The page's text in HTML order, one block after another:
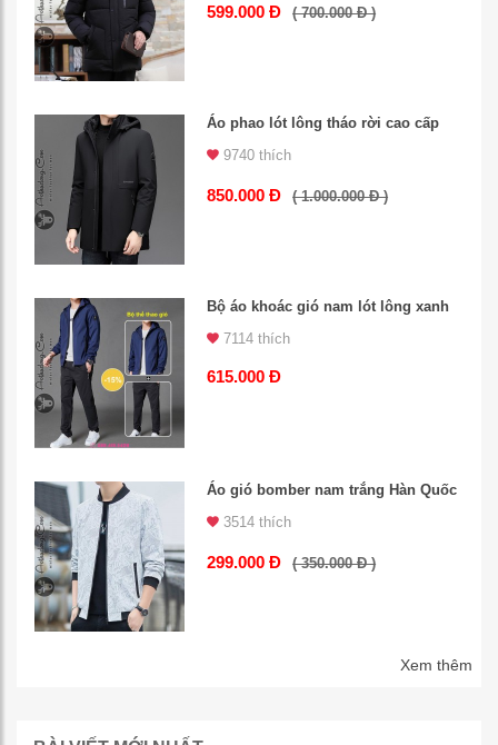
599.000 Đ ( 700.000 Đ )
Áo phao lót lông tháo rời cao cấp
9740 thích
850.000 Đ ( 1.000.000 Đ )
Bộ áo khoác gió nam lót lông xanh
7114 thích
615.000 Đ
Áo gió bomber nam trắng Hàn Quốc
3514 thích
299.000 Đ ( 350.000 Đ )
Xem thêm